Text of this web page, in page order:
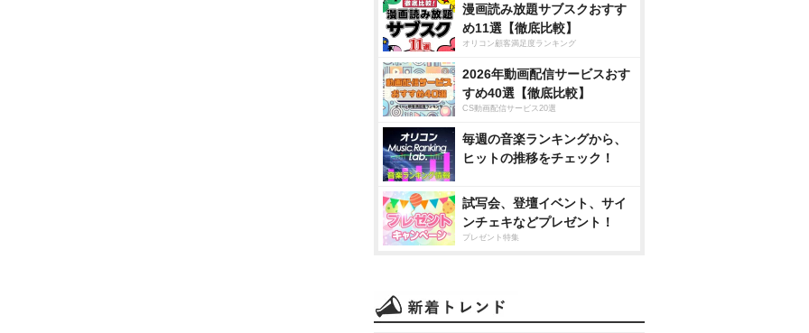
漫画読み放題サブスクおすす
め11選【徹底比較】
オリコン顧客満足度ランキング
2026年動画配信サービスおす
すめ40選【徹底比較】
CS動画配信サービス20選
毎週の音楽ランキングから、
ヒットの推移をチェック！
試写会、登壇イベント、サイ
ンチェキなどプレゼント！
プレゼント特集